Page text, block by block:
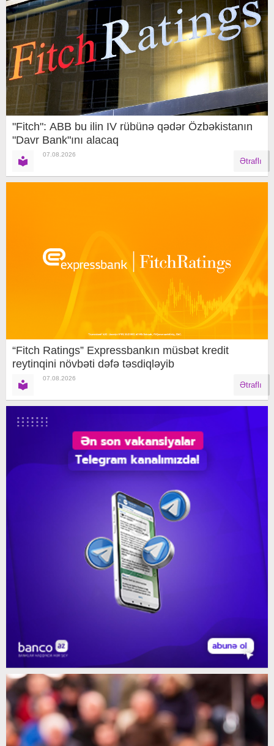
"Fitch": ABB bu ilin IV rübünə qədər Özbəkistanın
"Davr Bank"ını alacaq
07.08.2026
Ətraflı
“Fitch Ratings” Expressbankın müsbət kredit
reytinqini növbəti dəfə təsdiqləyib
07.08.2026
Ətraflı